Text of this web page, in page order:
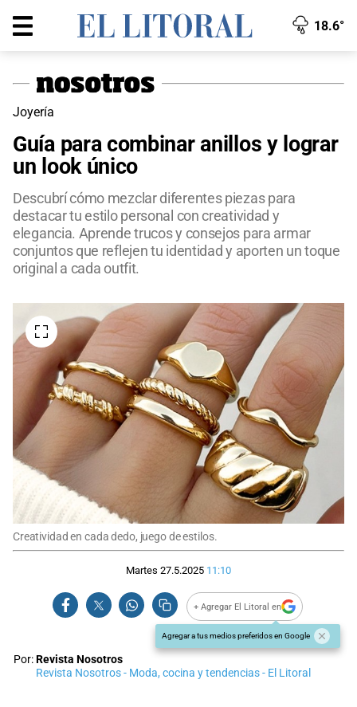
18.6°
Joyería
Guía para combinar anillos y lograr
un look único
Descubrí cómo mezclar diferentes piezas para
destacar tu estilo personal con creatividad y
elegancia. Aprende trucos y consejos para armar
conjuntos que reflejen tu identidad y aporten un toque
original a cada outfit.
Creatividad en cada dedo, juego de estilos.
Martes 27.5.2025 11:10
+ Agregar El Litoral en
Agregar a tus medios preferidos en Google
Por:Revista Nosotros
Revista Nosotros - Moda, cocina y tendencias - El Litoral